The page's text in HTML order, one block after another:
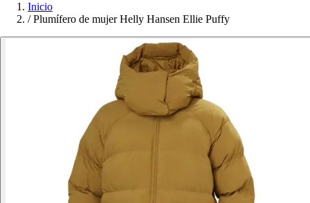
Inicio
/ Plumífero de mujer Helly Hansen Ellie Puffy